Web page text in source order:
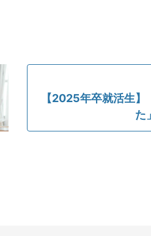
【2025年卒就活生
た